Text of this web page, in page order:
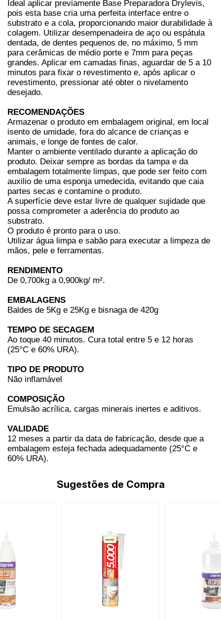
Ideal aplicar previamente Base Preparadora Drylevis,
pois esta base cria uma perfeita interface entre o
substrato e a cola, proporcionando maior durabilidade à
colagem. Utilizar desempenadeira de aço ou espátula
dentada, de dentes pequenos de, no máximo, 5 mm
para cerâmicas de médio porte e 7mm para peças
grandes. Aplicar em camadas finas, aguardar de 5 a 10
minutos para fixar o revestimento e, após aplicar o
revestimento, pressionar até obter o nivelamento
desejado.
RECOMENDAÇÕES
Armazenar o produto em embalagem original, em local
isento de umidade, fora do alcance de crianças e
animais, e longe de fontes de calor.
Manter o ambiente ventilado durante a aplicação do
produto. Deixar sempre as bordas da tampa e da
embalagem totalmente limpas, que pode ser feito com
auxilio de uma esponja umedecida, evitando que caia
partes secas e contamine o produto.
A superfície deve estar livre de qualquer sujidade que
possa comprometer a aderência do produto ao
substrato.
O produto é pronto para o uso.
Utilizar água limpa e sabão para executar a limpeza de
mãos, pele e ferramentas.
RENDIMENTO
De 0,700kg a 0,900kg/ m².
EMBALAGENS
Baldes de 5Kg e 25Kg e bisnaga de 420g
TEMPO DE SECAGEM
Ao toque 40 minutos. Cura total entre 5 e 12 horas
(25°C e 60% URA).
TIPO DE PRODUTO
Não inflamável
COMPOSIÇÃO
Emulsão acrílica, cargas minerais inertes e aditivos.
VALIDADE
12 meses a partir da data de fabricação, desde que a
embalagem esteja fechada adequadamente (25°C e
60% URA).
Sugestões de Compra